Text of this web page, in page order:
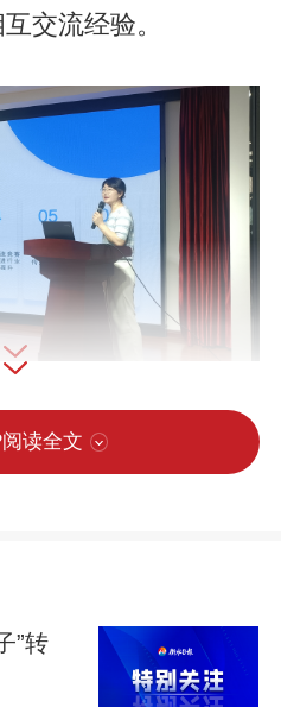
交流经验。
读全文
”转